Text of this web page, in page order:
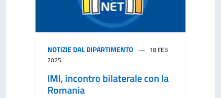
NOTIZIE DAL DIPARTIMENTO
18 FEB
2025
IMI, incontro bilaterale con la
Romania